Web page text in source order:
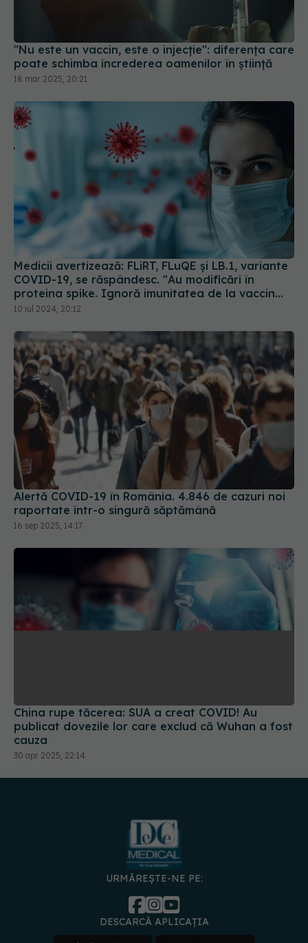
"Nu este un vaccin, este o injecție": diferența care
poate schimba încrederea oamenilor în știință
18 mar 2025, 20:21
Medicii avertizează: FLiRT, FLuQE și LB.1, variante
COVID-19, se răspândesc. "Au modificări în
proteina spike. Ignoră imunitatea de la vaccin
sau infectarea anterioară
10 iul 2024, 20:12
Alertă COVID-19 în România. 4.846 de cazuri noi
raportate într-o singură săptămână
16 sep 2025, 14:17
cauza
30 apr 2025, 22:14
URMĂREȘTE-NE PE:
DESCARCĂ APLICAȚIA